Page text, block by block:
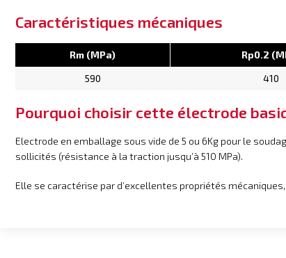
Caractéristiques mécaniques
Rm (MPa) Rp0.2
590
410
Pourquoi choisir cette électrode
Electrode en emballage sous vide de 5 ou 6Kg pour le
sollicités (résistance à la traction jusqu’à 510 MPa).
Elle se caractérise par d’excellentes propriétés